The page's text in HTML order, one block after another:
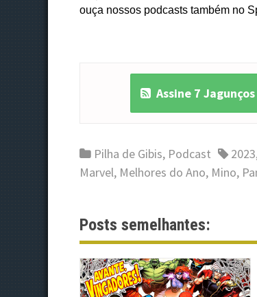
ouça nossos podcasts também no
Assine 7 Jagunços
Pilha de Gibis, Podcast 2023
Marvel, Melhores do Ano, Mino,
Posts semelhantes: